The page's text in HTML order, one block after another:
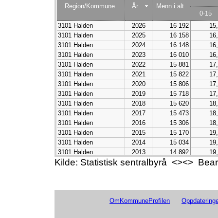
Region/Kommune År
Menn i alt
0-15
3101 Halden
2026 16 192
3101 Halden
2025 16 158
3101 Halden
2024 16 148
3101 Halden
2023 16 010
3101 Halden
2022 15 881
3101 Halden
2021 15 822
3101 Halden
2020 15 806
3101 Halden
2019 15 718
3101 Halden
2018 15 620
3101 Halden
2017 15 473
3101 Halden
2016 15 306
3101 Halden
2015 15 170
3101 Halden
2014 15 034
3101 Halden
2013 14 892
3101 Halden
2012 14 760
3101 Halden
2009 14 092
2008 13 940
Kilde: Statistisk sentralbyrå <><>
OmKommuneProfilen